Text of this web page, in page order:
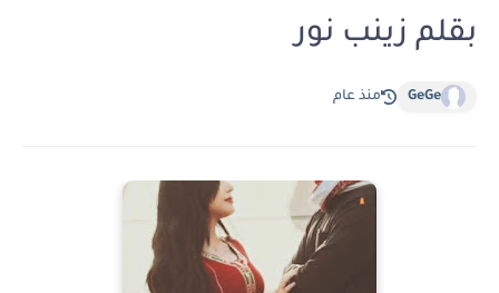
بقلم زينب نور
GeGe منذ عام